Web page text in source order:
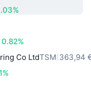
0.82%
Co LtdTSM 363,94